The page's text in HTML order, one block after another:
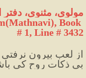
مولوی، مثنوی، دفتر
Book
# 1, Line # 3432
از لعب بیرون
بی ذکات روح کی